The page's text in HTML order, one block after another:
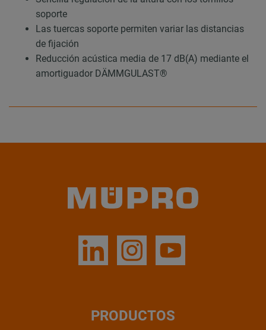
soporte
Las tuercas soporte permiten variar las distancias
de fijación
Reducción acústica media de 17 dB(A) mediante el
amortiguador DÄMMGULAST®
PRODUCTOS